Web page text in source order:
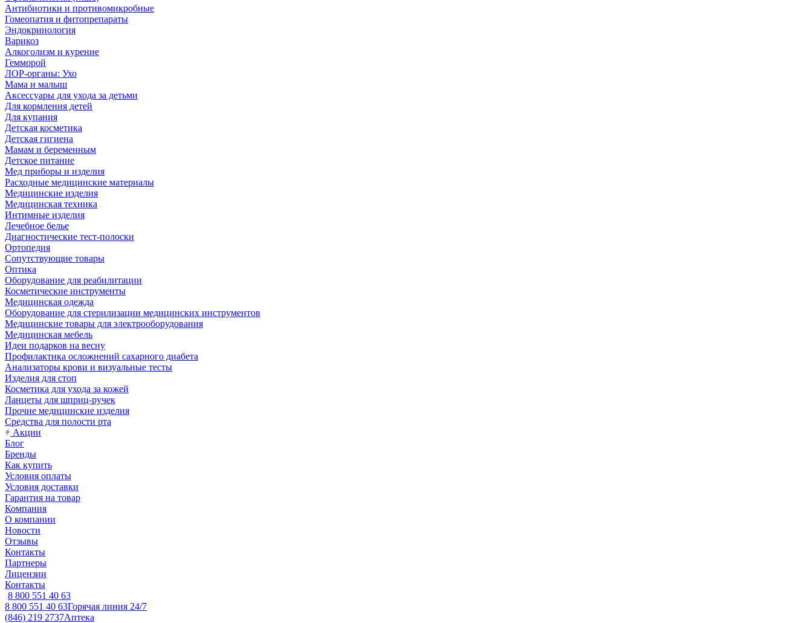
Антибиотики и противомикробные
Гомеопатия и фитопрепараты
Эндокринология
Варикоз
Алкоголизм и курение
Гемморой
ЛОР-органы: Ухо
Мама и малыш
Аксессуары для ухода за детьми
Для кормления детей
Для купания
Детская косметика
Детская гигиена
Мамам и беременным
Детское питание
Мед приборы и изделия
Расходные медицинские материалы
Медицинские изделия
Медицинская техника
Интимные изделия
Лечебное белье
Диагностические тест-полоски
Ортопедия
Сопутствующие товары
Оптика
Оборудование для реабилитации
Косметические инструменты
Медицинская одежда
Оборудование для стерилизации медицинских инструментов
Медицинские товары для электрооборудования
Медицинская мебель
Идеи подарков на весну
Профилактика осложнений сахарного диабета
Анализаторы крови и визуальные тесты
Изделия для стоп
Косметика для ухода за кожей
Ланцеты для шприц-ручек
Прочие медицинские изделия
Средства для полости рта
Акции
Блог
Бренды
Как купить
Условия оплаты
Условия доставки
Гарантия на товар
Компания
О компании
Новости
Отзывы
Контакты
Партнеры
Лицензии
Контакты
8 800 551 40 63
8 800 551 40 63Горячая линия 24/7
(846) 219 2737Аптека